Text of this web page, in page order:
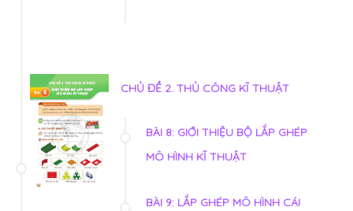
CHỦ ĐỀ 2. THỦ CÔNG KĨ THUẬT
BÀI 8: GIỚI THIỆU BỘ LẮP GHÉP
MÔ HÌNH KĨ THUẬT
BÀI 9: LẮP GHÉP MÔ HÌNH CÁI